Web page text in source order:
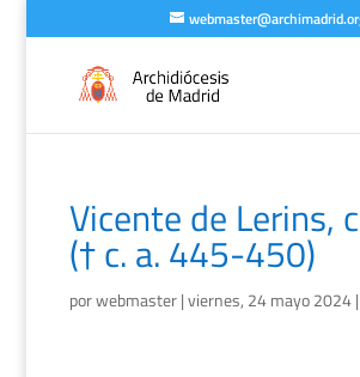
Vicente de Lerins,
(† c. a. 445-450)
porwebmaster|viernes, 24 mayo 2024|